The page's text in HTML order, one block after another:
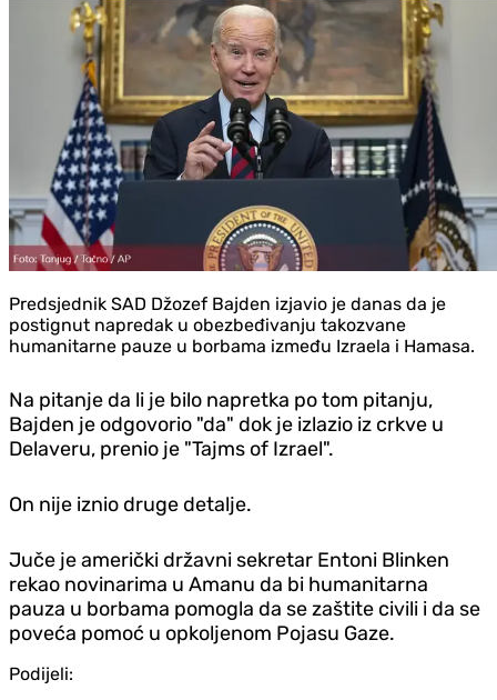
Predsjednik SAD Džozef Bajden izjavio je danas da je
postignut napredak u obezbeđivanju takozvane
humanitarne pauze u borbama između Izraela i Hamasa.
Na pitanje da li je bilo napretka po tom pitanju,
Bajden je odgovorio "da" dok je izlazio iz crkve u
Delaveru, prenio je "Tajms of Izrael".
On nije iznio druge detalje.
Juče je američki državni sekretar Entoni Blinken
rekao novinarima u Amanu da bi humanitarna
pauza u borbama pomogla da se zaštite civili i da se
poveća pomoć u opkoljenom Pojasu Gaze.
Podijeli: